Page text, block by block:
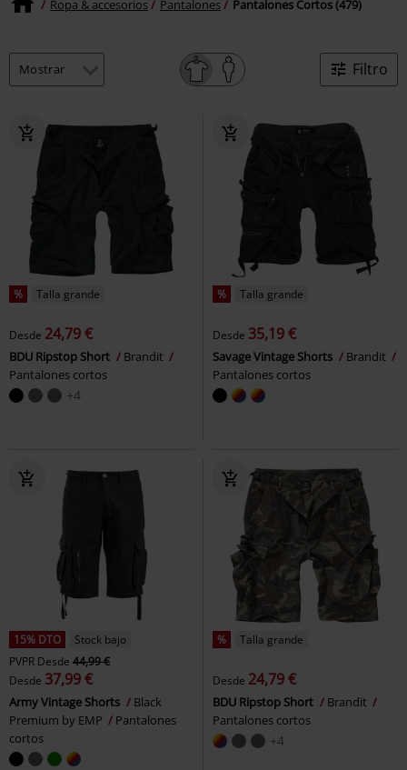
Ropa & accesorios Pantalones Pantalones Cortos (479)
Filtro
% Talla grande
Desde 24,79 €
BDU Ripstop Short
Brandit
Pantalones cortos
+4
% Talla grande
Desde 35,19 €
Savage Vintage Shorts
Brandit
Pantalones cortos
15% DTO
Stock bajo
PVPR Desde 44,99 €
Desde 37,99 €
Army Vintage Shorts
Black
Premium by EMP
Pantalones
cortos
% Talla grande
Desde 24,79 €
BDU Ripstop Short
Brandit
Pantalones cortos
+4